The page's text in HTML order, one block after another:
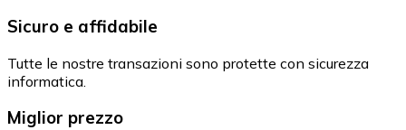
Sicuro e affidabile
Tutte le nostre transazioni sono protette con sicurezza
informatica.
Miglior prezzo